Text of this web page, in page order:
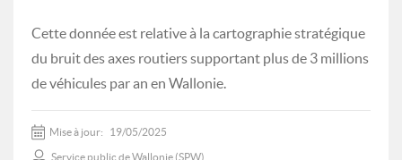
Cette donnée est relative à la cartographie stratégique
du bruit des axes routiers supportant plus de 3 millions
de véhicules par an en Wallonie.
Mise à jour: 19/05/2025
Service public de Wallonie (SPW)